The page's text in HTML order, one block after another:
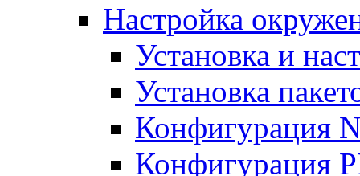
Настройка
Установка и
Установка
Конфигурация
Конфигурация